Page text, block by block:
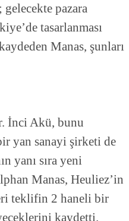
pazara
tasarlanması
Manas, şunları
İnci Akü, bunu
yan sanayi şirketi de
yanı sıra yeni
Manas, Heuliez’in
teklifin 2 haneli bir
kaydetti.